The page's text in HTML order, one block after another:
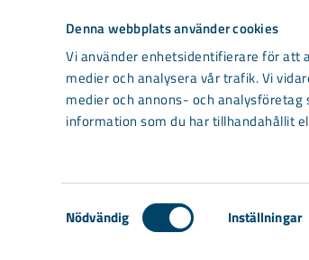
Denna webbplats använder cookies
Vi använder enhetsidentifierare för att
medier och analysera vår trafik. Vi
medier och annons- och
information som du har tillhandahållit
Samtyckesval
Nödvändig Inställningar
Light mode